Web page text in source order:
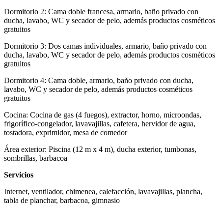
Dormitorio 2: Cama doble francesa, armario, baño privado con
ducha, lavabo, WC y secador de pelo, además productos cosméticos
gratuitos
Dormitorio 3: Dos camas individuales, armario, baño privado con
ducha, lavabo, WC y secador de pelo, además productos cosméticos
gratuitos
Dormitorio 4: Cama doble, armario, baño privado con ducha,
lavabo, WC y secador de pelo, además productos cosméticos
gratuitos
Cocina: Cocina de gas (4 fuegos), extractor, horno, microondas,
frigorífico-congelador, lavavajillas, cafetera, hervidor de agua,
tostadora, exprimidor, mesa de comedor
Área exterior: Piscina (12 m x 4 m), ducha exterior, tumbonas,
sombrillas, barbacoa
Servicios
Internet, ventilador, chimenea, calefacción, lavavajillas, plancha,
tabla de planchar, barbacoa, gimnasio